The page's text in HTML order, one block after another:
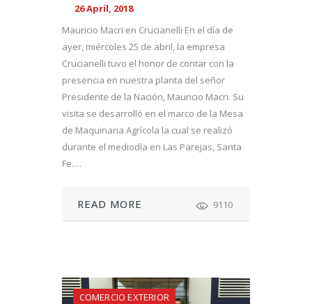
26 April, 2018
Mauricio Macri en Crucianelli En el día de
ayer, miércoles 25 de abril, la empresa
Crucianelli tuvo el honor de contar con la
presencia en nuestra planta del señor
Presidente de la Nación, Mauricio Macri. Su
visita se desarrolló en el marco de la Mesa
de Maquinaria Agrícola la cual se realizó
durante el mediodía en Las Parejas, Santa
Fe.…
READ MORE 9110
COMERCIO EXTERIOR